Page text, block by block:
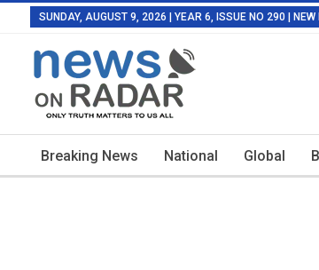
SUNDAY, AUGUST 9, 2026 | YEAR 6, ISSUE NO 290 |
Breaking News National Global